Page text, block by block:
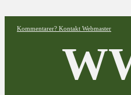
Kommentarer? Kontakt Webmaster